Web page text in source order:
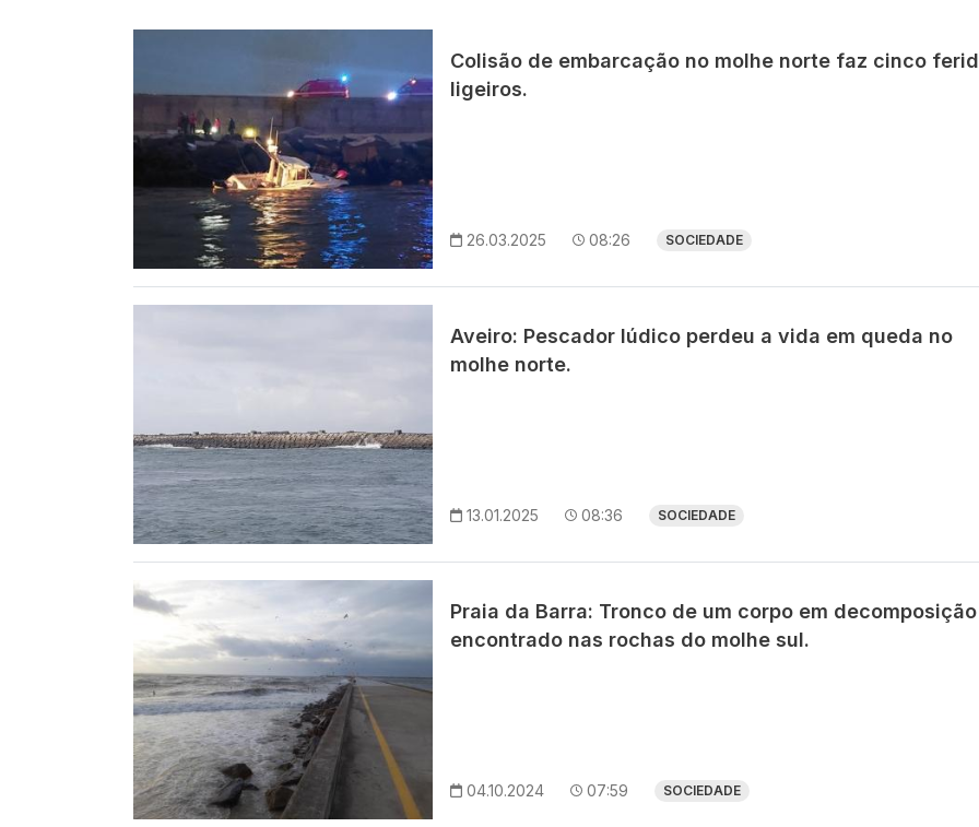
Colisão de embarcação no molhe norte faz cinco
ligeiros.
26.03.2025 08:26 SOCIEDADE
Aveiro: Pescador lúdico perdeu a vida em queda no
molhe norte.
13.01.2025 08:36 SOCIEDADE
Imagem
Praia da Barra: Tronco de um corpo em decomposição
encontrado nas rochas do molhe sul.
04.10.2024 07:59 SOCIEDADE